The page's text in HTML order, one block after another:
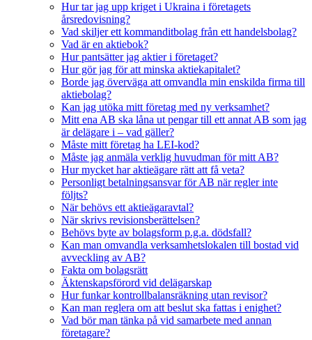
Hur tar jag upp kriget i Ukraina i företagets
årsredovisning?
Vad skiljer ett kommanditbolag från ett handelsbolag?
Vad är en aktiebok?
Hur pantsätter jag aktier i företaget?
Hur gör jag för att minska aktiekapitalet?
Borde jag överväga att omvandla min enskilda firma till
aktiebolag?
Kan jag utöka mitt företag med ny verksamhet?
Mitt ena AB ska låna ut pengar till ett annat AB som jag
är delägare i – vad gäller?
Måste mitt företag ha LEI-kod?
Måste jag anmäla verklig huvudman för mitt AB?
Hur mycket har aktieägare rätt att få veta?
Personligt betalningsansvar för AB när regler inte
följts?
När behövs ett aktieägaravtal?
När skrivs revisionsberättelsen?
Behövs byte av bolagsform p.g.a. dödsfall?
Kan man omvandla verksamhetslokalen till bostad vid
avveckling av AB?
Fakta om bolagsrätt
Äktenskapsförord vid delägarskap
Hur funkar kontrollbalansräkning utan revisor?
Kan man reglera om att beslut ska fattas i enighet?
Vad bör man tänka på vid samarbete med annan
företagare?